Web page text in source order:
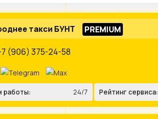
такси БУНТ
(906) 375-24-58
работы: 24/7 Рейтинг сервиса: